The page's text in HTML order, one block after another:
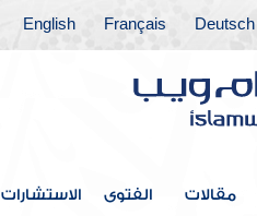
Deutsch
Français
English
مقالات الفتوى الاستشارات